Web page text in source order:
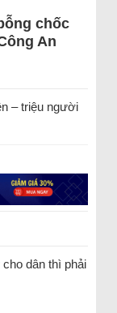
chốc
An
– triệu người
dân thì phải